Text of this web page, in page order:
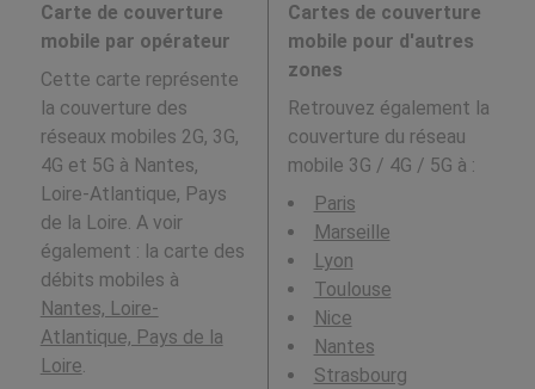
Carte de couverture
mobile par opérateur
Cette carte représente
la couverture des
réseaux mobiles 2G, 3G,
4G et 5G à Nantes,
Loire-Atlantique, Pays
de la Loire. A voir
également : la carte des
débits mobiles à
Nantes, Loire-
Atlantique, Pays de la
Loire.
Cartes de couverture
mobile pour d'autres
zones
Retrouvez également la
couverture du réseau
mobile 3G / 4G / 5G à :
Paris
Marseille
Lyon
Toulouse
Nice
Nantes
Strasbourg